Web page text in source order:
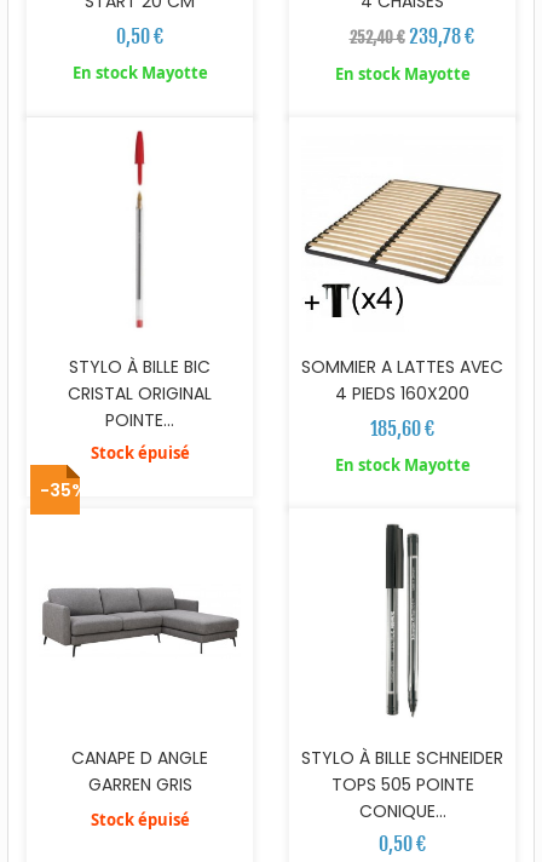
0,50 €
En stock Mayotte
252,40 € 239,78 €
En stock Mayotte
STYLO À BILLE BIC
CRISTAL ORIGINAL
POINTE...
Stock épuisé
SOMMIER A LATTES AVEC
4 PIEDS 160X200
185,60 €
En stock Mayotte
-35%
CANAPE D ANGLE
GARREN GRIS
Stock épuisé
STYLO À BILLE SCHNEIDER
TOPS 505 POINTE
CONIQUE...
0,50 €